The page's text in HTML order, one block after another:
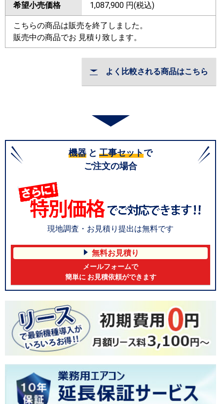
希望小売価格 1,087,900 円(税込)
こちらの商品は販売を終了しました。
販売中の商品でお 見積り致します。
よく比較される商品はこちら
機器 と 工事セットで
ご注文の場合
現地調査・お見積り提出は無料です
無料お見積り
メールフォームで
簡単に お見積依頼ができます